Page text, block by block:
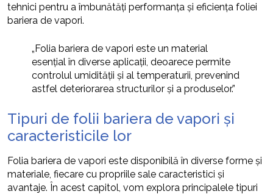
tehnici pentru a îmbunătăți performanța și eficiența foliei
bariera de vapori.
„Folia bariera de vapori este un material
esențial în diverse aplicații, deoarece permite
controlul umidității și al temperaturii, prevenind
astfel deteriorarea structurilor și a produselor.”
Tipuri de folii bariera de vapori și
caracteristicile lor
Folia bariera de vapori este disponibilă în diverse forme și
materiale, fiecare cu propriile sale caracteristici și
avantaje. În acest capitol, vom explora principalele tipuri